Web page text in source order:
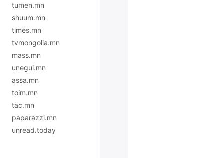
tumen.mn
shuum.mn
times.mn
tvmongolia.mn
mass.mn
unegui.mn
assa.mn
toim.mn
tac.mn
paparazzi.mn
unread.today